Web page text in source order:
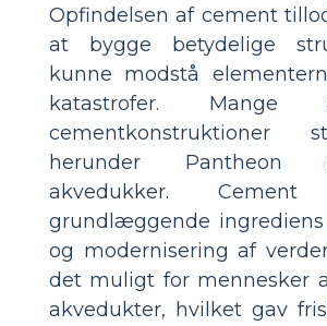
Opfindelsen af ​​cement
at bygge betydelige
kunne modstå
katastrofer.
cementkonstruktioner
herunder
akvedukker.
grundlæggende
og modernisering af
det muligt for mennesker
akvedukter, hvilket gav